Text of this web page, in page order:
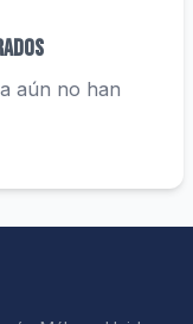
aún no han